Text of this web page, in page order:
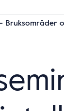
Bruksområder